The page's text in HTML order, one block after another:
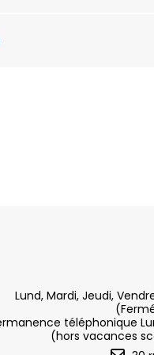
Lund, Mardi, Jeudi,
téléphonique
(hors vacances